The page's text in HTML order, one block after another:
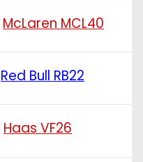
McLaren MCL40
Red Bull RB22
Haas VF26